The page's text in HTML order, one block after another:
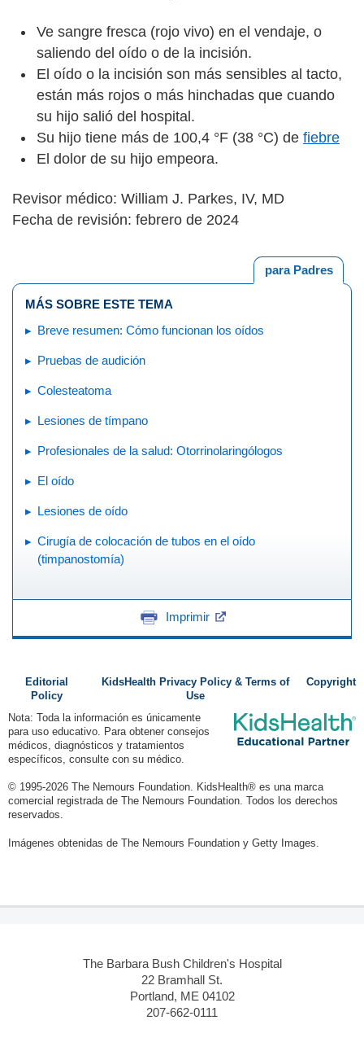
Ve sangre fresca (rojo vivo) en el vendaje, o
saliendo del oído o de la incisión.
El oído o la incisión son más sensibles al tacto,
están más rojos o más hinchadas que cuando
su hijo salió del hospital.
Su hijo tiene más de 100,4 °F (38 °C) de fiebre
El dolor de su hijo empeora.
Revisor médico: William J. Parkes, IV, MD
Fecha de revisión: febrero de 2024
para Padres
MÁS SOBRE ESTE TEMA
Breve resumen: Cómo funcionan los oídos
Pruebas de audición
Colesteatoma
Lesiones de tímpano
Profesionales de la salud: Otorrinolaringólogos
El oído
Lesiones de oído
Cirugía de colocación de tubos en el oído
(timpanostomía)
Imprimir
Editorial
Policy
KidsHealth Privacy Policy & Terms of
Use
Copyright
Nota: Toda la información es únicamente
para uso educativo. Para obtener consejos
médicos, diagnósticos y tratamientos
específicos, consulte con su médico.
© 1995-2026 The Nemours Foundation. KidsHealth® es una marca
comercial registrada de The Nemours Foundation. Todos los derechos
reservados.
Imágenes obtenidas de The Nemours Foundation y Getty Images.
The Barbara Bush Children's Hospital
22 Bramhall St.
Portland, ME 04102
207-662-0111